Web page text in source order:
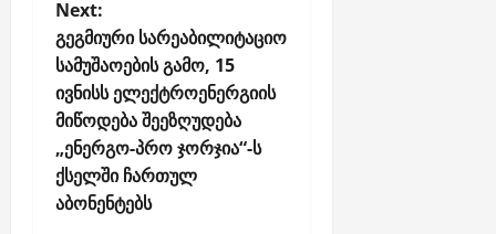
v
i
g
a
t
i
o
Next:
გეგმიური სარეაბილიტაციო
სამუშაოების გამო, 15
ივნისს ელექტროენერგიის
მიწოდება შეეზღუდება
„ენერგო-პრო ჯორჯია“-ს
ქსელში ჩართულ
აბონენტებს